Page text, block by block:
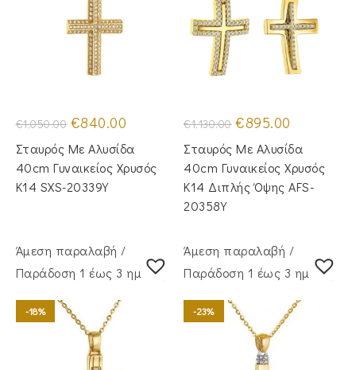
€1,050.00 Original
price
was:
€1,050.00.
€840.00
τιμή
είναι:
€840.00.
Σταυρός Με Αλυσίδα
40cm Γυναικείος Χρυσός
Κ14 SXS-20339Y
€1,130.00 Original
price
was:
€1,130.00.
€895.00
τιμή
είναι:
€895.00.
Σταυρός Mε Aλυσίδα
40cm Γυναικείος Χρυσός
Κ14 Διπλής Όψης AFS-
20358Y
Άμεση παραλαβή /
Παράδoση 1 έως 3 ημέρες
-18%
Άμεση παραλαβή /
Παράδoση 1 έως 3 ημέρες
-23%